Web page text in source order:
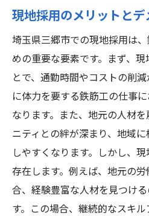
現地採用のメリットとデ
埼玉県三郷市での現地採用は
めの重要な要素です。まず、
とで、通勤時間やコストの削
に体力を要する鉄筋工の仕事
なります。また、地元の人材
ニティとの絆が深まり、地域
しやすくなります。しかし、
存在します。例えば、地元の
合、経験豊富な人材を見つけ
す。この場合、継続的なスキル